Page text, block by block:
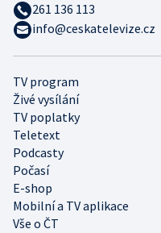
TV program
Živé vysílání
TV poplatky
Teletext
Podcasty
Počasí
E-shop
Mobilní a TV aplikace
Vše o ČT
261 136 113
info@ceskatelevize.cz